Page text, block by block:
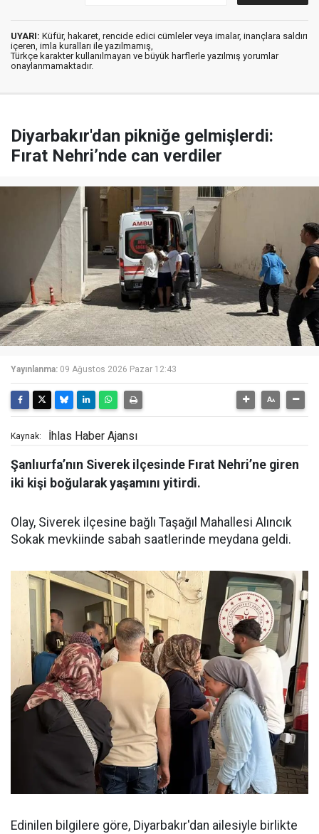
UYARI: Küfür, hakaret, rencide edici cümleler veya imalar, inançlara saldırı
içeren, imla kuralları ile yazılmamış,
Türkçe karakter kullanılmayan ve büyük harflerle yazılmış yorumlar
onaylanmamaktadır.
Diyarbakır'dan pikniğe gelmişlerdi:
Fırat Nehri’nde can verdiler
Yayınlanma: 09 Ağustos 2026 Pazar 12:43
Kaynak: İhlas Haber Ajansı
Şanlıurfa’nın Siverek ilçesinde Fırat Nehri’ne giren
iki kişi boğularak yaşamını yitirdi.
Olay, Siverek ilçesine bağlı Taşağıl Mahallesi Alıncık
Sokak mevkiinde sabah saatlerinde meydana geldi.
Edinilen bilgilere göre, Diyarbakır'dan ailesiyle birlikte